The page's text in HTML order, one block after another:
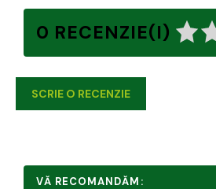
0 RECENZIE(I)
SCRIE O RECENZIE
VĂ RECOMANDĂM: